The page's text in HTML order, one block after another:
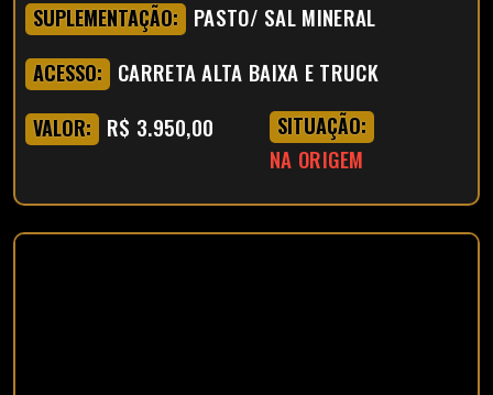
SUPLEMENTAÇÃO: PASTO/ SAL MINERAL
ACESSO: CARRETA ALTA BAIXA E TRUCK
VALOR: R$ 3.950,00 SITUAÇÃO:
NA ORIGEM